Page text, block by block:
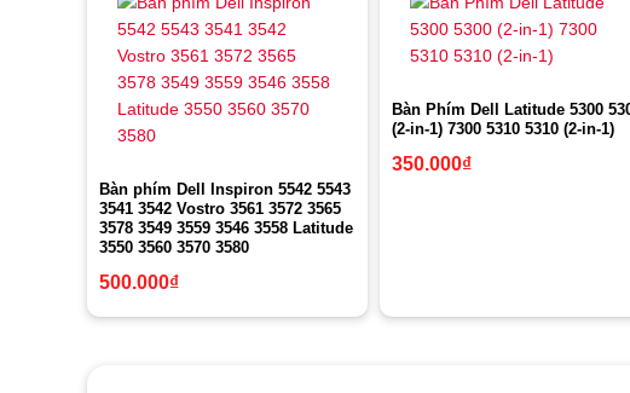
Bàn phím Dell Inspiron 5542 5543
3541 3542 Vostro 3561 3572 3565
3578 3549 3559 3546 3558 Latitude
3550 3560 3570 3580
500.000₫
Bàn Phím Dell Latitude 5300
(2-in-1) 7300 5310 5310 (2-in-1)
350.000₫